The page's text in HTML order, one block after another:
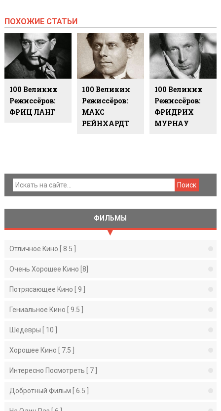
ПОХОЖИЕ СТАТЬИ
100 Великих
Режиссёров:
ФРИЦ ЛАНГ
100 Великих
Режиссёров:
МАКС
РЕЙНХАРДТ
100 Великих
Режиссёров:
ФРИДРИХ
МУРНАУ
ФИЛЬМЫ
Отличное Kино [ 8.5 ]
Очень Хорошее Кино [8]
Потрясающее Kино [ 9 ]
Гениальное Кино [ 9.5 ]
Шедевры [ 10 ]
Хорошее Кино [ 7.5 ]
Интересно Посмотреть [ 7 ]
Добротный Фильм [ 6.5 ]